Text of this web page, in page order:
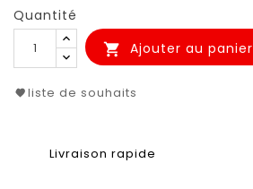
Quantité
 Ajouter au panier
liste de souhaits
Livraison rapide